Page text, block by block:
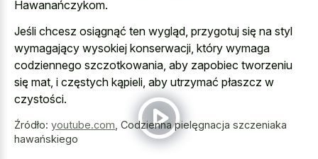
Hawanańczykom.
Jeśli chcesz osiągnąć ten wygląd, przygotuj się na styl
wymagający wysokiej konserwacji, który wymaga
codziennego szczotkowania, aby zapobiec tworzeniu
się mat, i częstych kąpieli, aby utrzymać płaszcz w
czystości.
Źródło: youtube.com Codzienna pielęgnacja szczeniaka
hawańskiego